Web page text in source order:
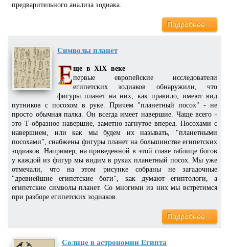
предварительного анализа зодиака.
Подробнее…
Символы планет
ще в XIX веке
первые европейские исследователи
египетских зодиаков обнаружили, что
фигуры планет на них, как правило, имеют вид
путников с посохом в руке. Причем "планетный посох" - не
просто обычная палка. Он всегда имеет навершие. Чаще всего -
это Т-образное навершие, заметно загнутое вперед. Посохами с
навершием, или как мы будем их называть, "планетными
посохами", снабжены фигуры планет на большинстве египетских
зодиаков. Например, на приведенной в этой главе таблице богов
у каждой из фигур мы видим в руках планетный посох. Мы уже
отмечали, что на этом рисунке собраны не загадочные
"древнейшие египетские боги", как думают египтологи, а
египетские символы планет. Со многими из них мы встретимся
при разборе египетских зодиаков.
Подробнее…
Солнце в астрономии Египта